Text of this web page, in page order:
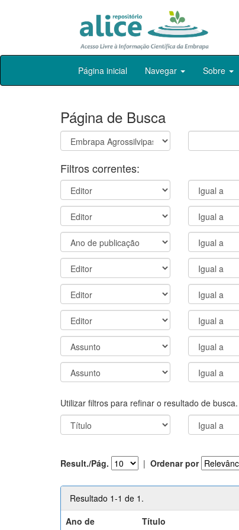
Skip
Página inicial Navegar Sobre
Página de Busca
Filtros correntes:
Utilizar filtros para refinar o resultado de busca.
Result./Pág. | Ordenar por
Resultado 1-1 de 1.
Ano de
Título